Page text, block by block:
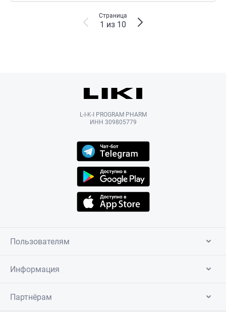
Страница
1 из 10
L-I-K-I PROGRAM PHARM
ИНН 309805779
Пользователям
Информация
Партнёрам